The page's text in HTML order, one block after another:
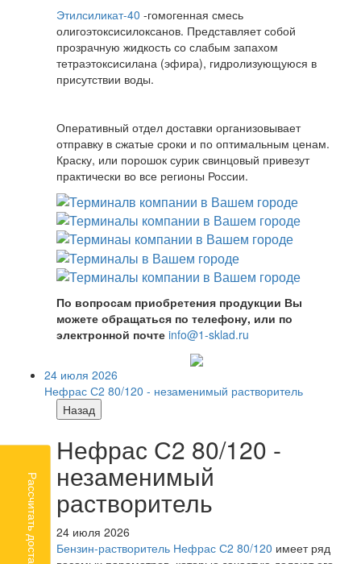
Этилсиликат-40 -гомогенная смесь
олигоэтоксисилоксанов. Представляет собой
прозрачную жидкость со слабым запахом
тетраэтоксисилана (эфира), гидролизующуюся в
присутствии воды.
Оперативный отдел доставки организовывает
отправку в сжатые сроки и по оптимальным ценам.
Краску, или порошок сурик свинцовый привезут
практически во все регионы России.
По вопросам приобретения продукции Вы
можете обращаться по телефону, или по
электронной почте info@1-sklad.ru
24 июля 2026
Нефрас С2 80/120 - незаменимый растворитель
Назад
Нефрас С2 80/120 -
незаменимый
растворитель
24 июля 2026
Бензин-растворитель Нефрас С2 80/120 имеет ряд
Рассчитать доставку